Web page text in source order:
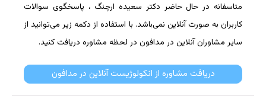
متاسفانه در حال حاضر دکتر سعیده ارچنگ ، پاسخگوی سوالات
کاربران به صورت آنلاین نمی‌باشد. با استفاده از دکمه زیر می‌توانید از
سایر مشاوران آنلاین در مدافون در لحظه مشاوره دریافت کنید.
دریافت مشاوره از انکولوژیست آنلاین در مدافون